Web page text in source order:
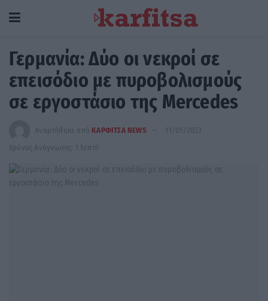
Γερμανία: Δύο οι νεκροί σε
επεισόδιο με πυροβολισμούς
σε εργοστάσιο της Mercedes
Αναρτήθηκε από ΚΑΡΦΙΤΣΑ NEWS
11/05/2023
Χρόνος Ανάγνωσης: 1 λεπτό